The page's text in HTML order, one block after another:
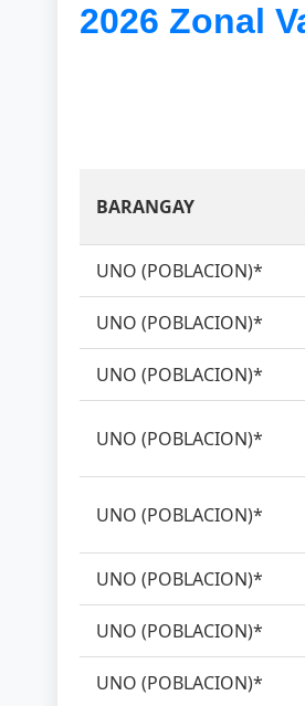
2026 Zonal
BARANGAY
UNO (POBLACION)*
UNO (POBLACION)*
UNO (POBLACION)*
UNO (POBLACION)*
UNO (POBLACION)*
UNO (POBLACION)*
UNO (POBLACION)*
UNO (POBLACION)*